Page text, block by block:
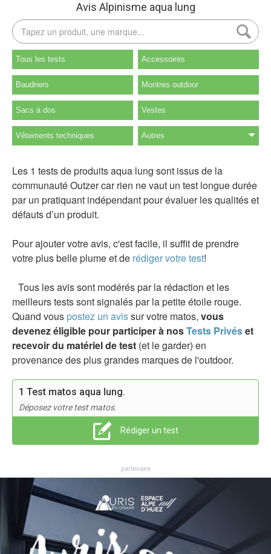
Avis Alpinisme aqua lung
Tous les tests Accessoires
Baudriers Montres outdoor
Sacs à dos Vestes
Vêtements techniques Autres
Les 1 tests de produits aqua lung sont issus de la
communauté Outzer car rien ne vaut un test longue durée
par un pratiquant indépendant pour évaluer les qualités et
défauts d’un produit.
Pour ajouter votre avis, c'est facile, il suffit de prendre
votre plus belle plume et de rédiger votre test!
Tous les avis sont modérés par la rédaction et les
meilleurs tests sont signalés par la petite étoile rouge.
Quand vous postez un avissur votre matos, vous
devenez éligible pour participer à nosTests Privéset
recevoir du matériel de test (et le garder) en
provenance des plus grandes marques de l'outdoor.
1 Test matos aqua lung.
Déposez votre test matos.
Rédiger un test